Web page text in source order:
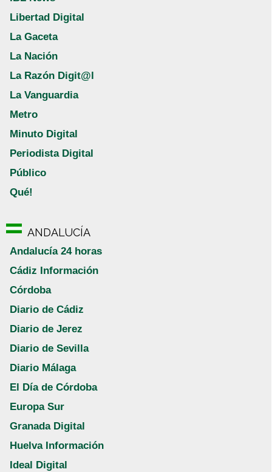
Libertad Digital
La Gaceta
La Nación
La Razón Digit@l
La Vanguardia
Metro
Minuto Digital
Periodista Digital
Público
Qué!
ANDALUCÍA
Andalucía 24 horas
Cádiz Información
Córdoba
Diario de Cádiz
Diario de Jerez
Diario de Sevilla
Diario Málaga
El Día de Córdoba
Europa Sur
Granada Digital
Huelva Información
Ideal Digital